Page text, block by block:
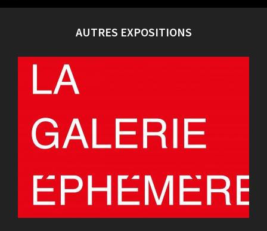
AUTRES EXPOSITIONS